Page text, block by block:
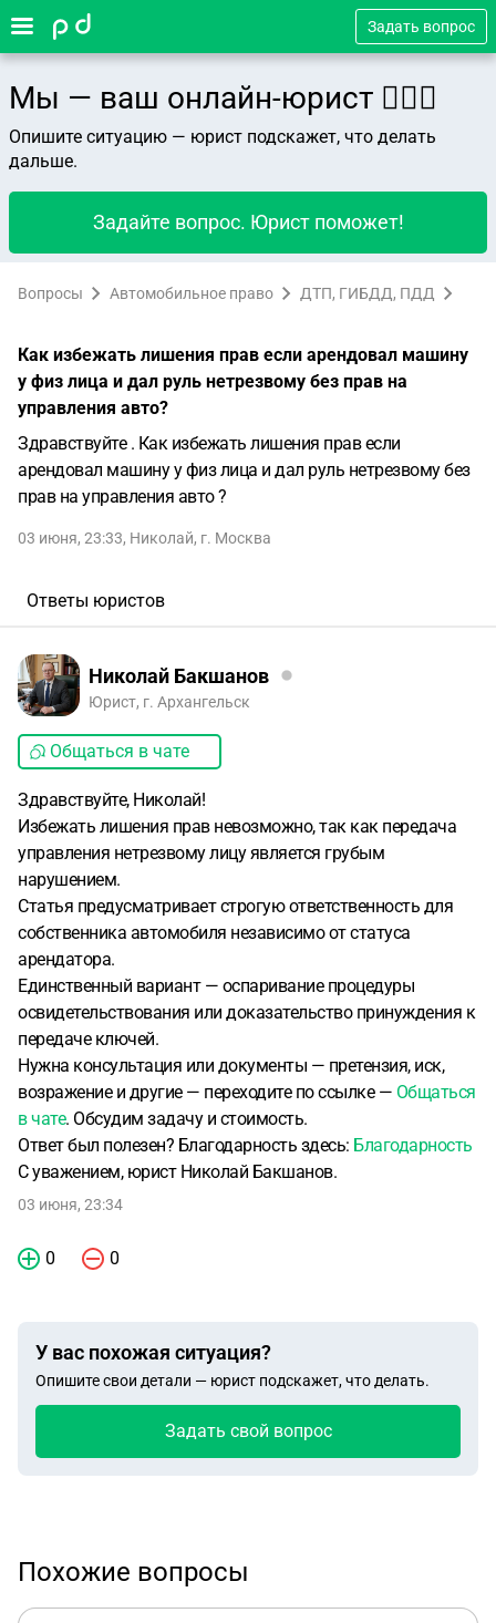
Задать вопрос
Мы — ваш онлайн-юрист 👨🏻‍⚖️
Опишите ситуацию — юрист подскажет, что делать
дальше.
Задайте вопрос. Юрист поможет!
Вопросы Автомобильное право ДТП, ГИБДД, ПДД
Как избежать лишения прав если арендовал машину
у физ лица и дал руль нетрезвому без прав на
управления авто?
Здравствуйте . Как избежать лишения прав если
арендовал машину у физ лица и дал руль нетрезвому без
прав на управления авто ?
03 июня, 23:33, Николай, г. Москва
Ответы юристов
Николай Бакшанов
Юрист, г. Архангельск
Общаться в чате
Здравствуйте, Николай!
Избежать лишения прав невозможно, так как передача
управления нетрезвому лицу является грубым
нарушением.
Статья предусматривает строгую ответственность для
собственника автомобиля независимо от статуса
арендатора.
Единственный вариант — оспаривание процедуры
освидетельствования или доказательство принуждения к
передаче ключей.
Нужна консультация или документы — претензия, иск,
возражение и другие — переходите по ссылке — Общаться
в чате. Обсудим задачу и стоимость.
Ответ был полезен? Благодарность здесь: Благодарность
С уважением, юрист Николай Бакшанов.
03 июня, 23:34
0 0
У вас похожая ситуация?
Опишите свои детали — юрист подскажет, что делать.
Задать свой вопрос
Похожие вопросы